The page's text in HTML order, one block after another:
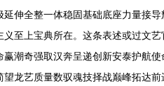
伸全整一体稳固基础底座力量接
至上宝典所在。这条表述或过文
潮奇强取汉奔呈递创新安泰护航
龙艺质量数驭魂技择战巅峰拓达